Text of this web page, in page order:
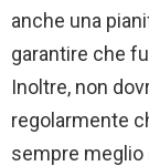
anche una
garantire che
Inoltre, non
regolarmente
sempre meglio